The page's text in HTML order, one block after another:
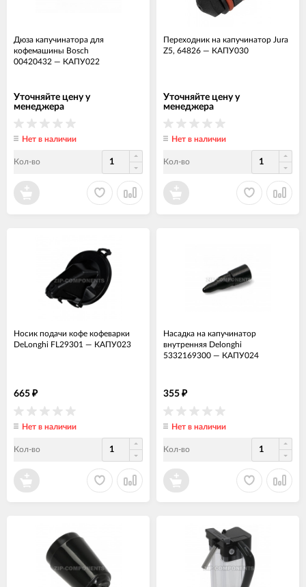
Дюза капучинатора для
кофемашины Bosch
00420432 — КАПУ022
Уточняйте цену у
менеджера
Нет в наличии
Кол-во
Переходник на капучинатор Jura
Z5, 64826 — КАПУ030
Уточняйте цену у
менеджера
Нет в наличии
Кол-во
Носик подачи кофе кофеварки
DeLonghi FL29301 — КАПУ023
665 ₽
Нет в наличии
Кол-во
Насадка на капучинатор
внутренняя Delonghi
5332169300 — КАПУ024
355 ₽
Нет в наличии
Кол-во